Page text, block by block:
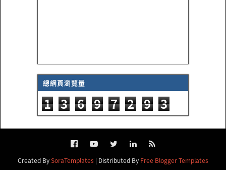
總網頁瀏覽量
1 3 6 9 7 2 9 3
Created BySoraTemplates | Distributed By Free Blogger Templates